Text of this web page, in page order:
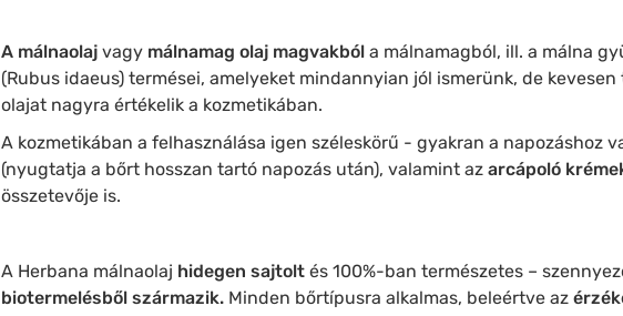
A málnaolaj vagymálnamag olaj magvakból a málnamagból, ill. a málna
(Rubus idaeus) termései, amelyeket mindannyian jól ismerünk, de
olajat nagyra értékelik a kozmetikában.
A kozmetikában a felhasználása igen széleskörű - gyakran a napozáshoz
(nyugtatja a bőrt hosszan tartó napozás után), valamint az arcápoló
összetevője is.
A Herbana málnaolaj hidegen sajtolt és 100%-ban természetes –
biotermelésből származik.Minden bőrtípusra alkalmas, beleértve az